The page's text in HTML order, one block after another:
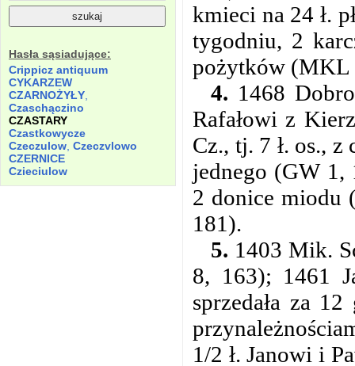
Hasła sąsiadujące:
Crippicz antiquum
CYKARZEW
CZARNOŻYŁY
Czaschączino
CZASTARY
Czastkowycze
Czeczulow Czeczvlowo
CZERNICE
Czieciulow
kmieci na 24 ł.
tygodniu, 2
pożytków (MKL
4. 1468
Rafałowi z
Cz., tj. 7 ł. os., z
jednego (GW 1,
2 donice miodu
181).
5. 1403 Mik.
8, 163); 1461
sprzedała za
1/2 ł. Janowi i